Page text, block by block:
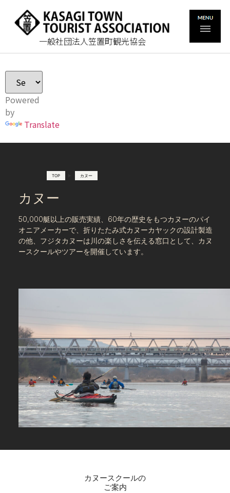
一般社団法人笠置町観光協会
Powered
by
Translate
TOP カヌー
カヌー
50,000艇以上の販売実績、60年の歴史をもつカヌーのパイ
オニアメーカーで、折りたたみ式カヌーカヤックの設計製造
の他、フジタカヌーは川の楽しさを伝える窓口として、カヌ
ースクールやツアーを開催しています。
カヌースクールの
ご案内